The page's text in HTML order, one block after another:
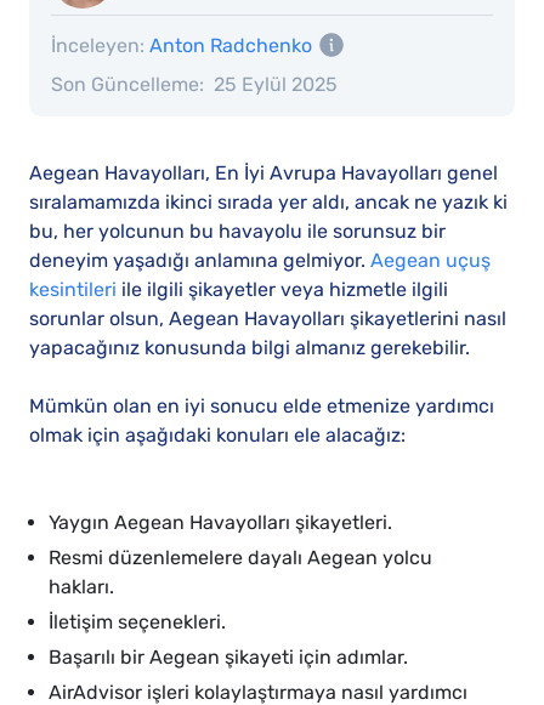
Son Güncelleme: 25 Eylül 2025
İnceleyen: Anton Radchenko
Aegean Havayolları, En İyi Avrupa Havayolları genel
sıralamamızda ikinci sırada yer aldı, ancak ne yazık ki
bu, her yolcunun bu havayolu ile sorunsuz bir
deneyim yaşadığı anlamına gelmiyor. Aegean uçuş
kesintileri ile ilgili şikayetler veya hizmetle ilgili
sorunlar olsun, Aegean Havayolları şikayetlerini nasıl
yapacağınız konusunda bilgi almanız gerekebilir.
Mümkün olan en iyi sonucu elde etmenize yardımcı
olmak için aşağıdaki konuları ele alacağız:
Yaygın Aegean Havayolları şikayetleri.
Resmi düzenlemelere dayalı Aegean yolcu
hakları.
İletişim seçenekleri.
Başarılı bir Aegean şikayeti için adımlar.
AirAdvisor işleri kolaylaştırmaya nasıl yardımcı